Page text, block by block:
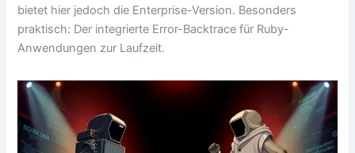
bietet hier jedoch die Enterprise-Version. Besonders
praktisch: Der integrierte Error-Backtrace für Ruby-
Anwendungen zur Laufzeit.